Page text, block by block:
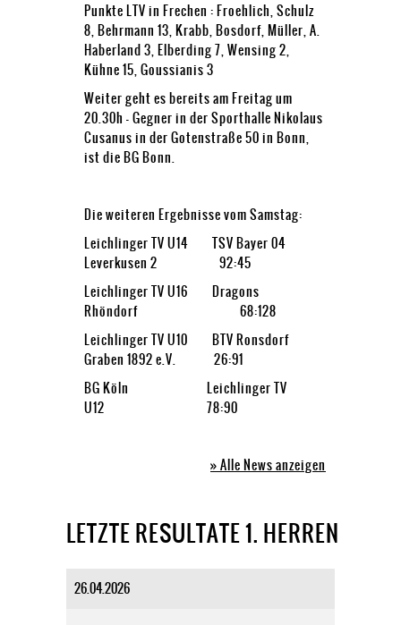
Punkte LTV in Frechen : Froehlich, Schulz
8, Behrmann 13, Krabb, Bosdorf, Müller, A.
Haberland 3, Elberding 7, Wensing 2,
Kühne 15, Goussianis 3
Weiter geht es bereits am Freitag um
20.30h – Gegner in der Sporthalle Nikolaus
Cusanus in der Gotenstraße 50 in Bonn,
ist die BG Bonn.
Die weiteren Ergebnisse vom Samstag:
Leichlinger TV U14
TSV Bayer 04
Leverkusen 2
92:45
Leichlinger TV U16
Dragons
Rhöndorf
68:128
Leichlinger TV U10
BTV Ronsdorf
Graben 1892 e.V.
26:91
BG Köln
Leichlinger TV
U12
78:90
» Alle News anzeigen
LETZTE RESULTATE 1. HERREN
26.04.2026